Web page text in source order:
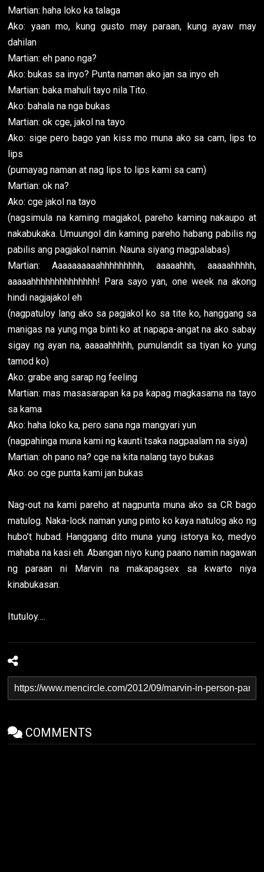
Martian: haha loko ka talaga
Ako: yaan mo, kung gusto may paraan, kung ayaw may
dahilan
Martian: eh pano nga?
Ako: bukas sa inyo? Punta naman ako jan sa inyo eh
Martian: baka mahuli tayo nila Tito.
Ako: bahala na nga bukas
Martian: ok cge, jakol na tayo
Ako: sige pero bago yan kiss mo muna ako sa cam, lips to
lips
(pumayag naman at nag lips to lips kami sa cam)
Martian: ok na?
Ako: cge jakol na tayo
(nagsimula na kaming magjakol, pareho kaming nakaupo at
nakabukaka. Umuungol din kaming pareho habang pabilis ng
pabilis ang pagjakol namin. Nauna siyang magpalabas)
Martian: Aaaaaaaaaahhhhhhhhh, aaaaahhh, aaaaahhhhh,
aaaaahhhhhhhhhhhhhh! Para sayo yan, one week na akong
hindi nagjajakol eh
(nagpatuloy lang ako sa pagjakol ko sa tite ko, hanggang sa
manigas na yung mga binti ko at napapa-angat na ako sabay
sigay ng ayan na, aaaaahhhhh, pumulandit sa tiyan ko yung
tamod ko)
Ako: grabe ang sarap ng feeling
Martian: mas masasarapan ka pa kapag magkasama na tayo
sa kama
Ako: haha loko ka, pero sana nga mangyari yun
(nagpahinga muna kami ng kaunti tsaka nagpaalam na siya)
Martian: oh pano na? cge na kita nalang tayo bukas
Ako: oo cge punta kami jan bukas
Nag-out na kami pareho at nagpunta muna ako sa CR bago
matulog. Naka-lock naman yung pinto ko kaya natulog ako ng
hubo’t hubad. Hanggang dito muna yung istorya ko, medyo
mahaba na kasi eh. Abangan niyo kung paano namin nagawan
ng paraan ni Marvin na makapagsex sa kwarto niya
kinabukasan.
Itutuloy….
COMMENTS